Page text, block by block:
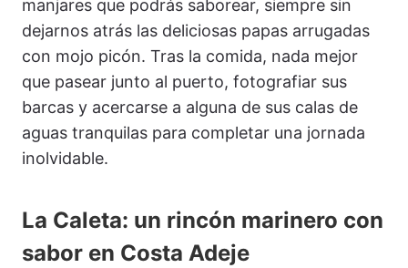
manjares que podrás saborear, siempre sin
dejarnos atrás las deliciosas papas arrugadas
con mojo picón. Tras la comida, nada mejor
que pasear junto al puerto, fotografiar sus
barcas y acercarse a alguna de sus calas de
aguas tranquilas para completar una jornada
inolvidable.
La Caleta: un rincón marinero con
sabor en Costa Adeje